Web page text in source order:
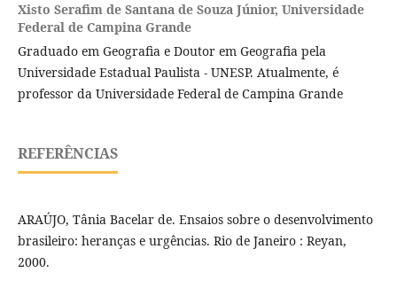
Xisto Serafim de Santana de Souza Júnior, Universidade
Federal de Campina Grande
Graduado em Geografia e Doutor em Geografia pela
Universidade Estadual Paulista - UNESP. Atualmente, é
professor da Universidade Federal de Campina Grande
REFERÊNCIAS
ARAÚJO, Tânia Bacelar de. Ensaios sobre o desenvolvimento
brasileiro: heranças e urgências. Rio de Janeiro : Reyan,
2000.